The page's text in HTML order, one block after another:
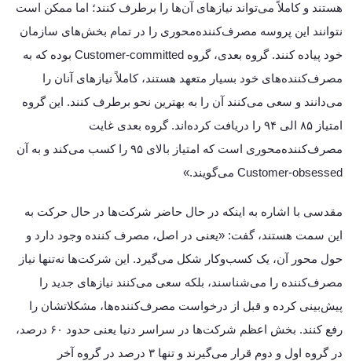
هستند و کاملاً می‌تواند نیازهای آن‌ها را برطرف کنند؛ اما ممکن است
نتوانند این پروسه مصرف‌کننده‌محوری را در تمام بخش‌های سازمان
خود پیاده کنند. گروه بعدی، گروه Customer-committed بوده که به
مصرف‌کننده‌های خود بسیار متعهد هستند، کاملاً نیازهای آنان را
می‌دانند و سعی می‌کنند آن را به بهترین نحو برطرف کنند. این گروه
امتیاز ۸۵ الی ۹۴ را دریافت کرده‌اند. گروه بعدی غایت
مصرف‌کننده‌محوری است که امتیاز بالای ۹۵ را کسب می‌کند و به آن
Customer-obsessed می‌گویند.»
مقدسی با اشاره به اینکه در حال حاضر شرکت‌ها در حال حرکت به
این سمت هستند، گفت: «یعنی در اصل، مصرف کننده وجود دارد و
حول محور آن، یک کسب‌وکار شکل می‌گیرد. این شرکت‌ها نه‌تنها نیاز
مصرف‌کننده را می‌شناسند، بلکه سعی می‌کنند نیازهای جدید را
پیش‌بینی کرده و قبل از درخواست مصرف‌کننده‌ها، مشکلاتشان را
رفع کنند. بخش اعظم شرکت‌ها در سراسر دنیا یعنی حدود ۶۰ درصد،
در گروه اول و دوم قرار می‌گیرند و تنها ۳ درصد در گروه آخر